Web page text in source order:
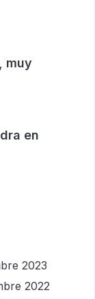
muy
en
2023
2022